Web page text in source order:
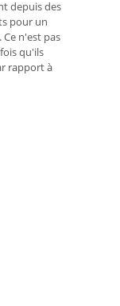
depuis des
pour un
n'est pas
qu'ils
rapport à